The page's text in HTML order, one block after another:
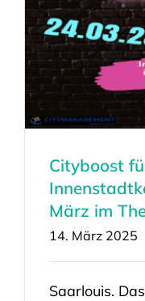
Cityboost
März im
14. März 2025
Saarlouis.